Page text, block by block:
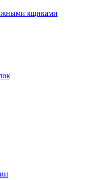
ящиками